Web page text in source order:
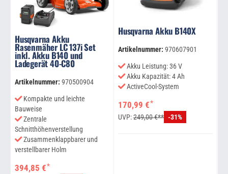
Husqvarna Akku
Rasenmäher LC 137i Set
inkl. Akku B140 und
Ladegerät 40-C80
Artikelnummer: 970500904
Kompakte und leichte
Bauweise
Zentrale
Schnitthöhenverstellung
Zusammenklappbarer und
verstellbarer Holm
394,85 €*
Husqvarna Akku B140X
Artikelnummer: 970607901
Akku Leistung: 36 V
Akku Kapazität: 4 Ah
ActiveCool-System
170,99 €*
UVP:249,00 €** -31%